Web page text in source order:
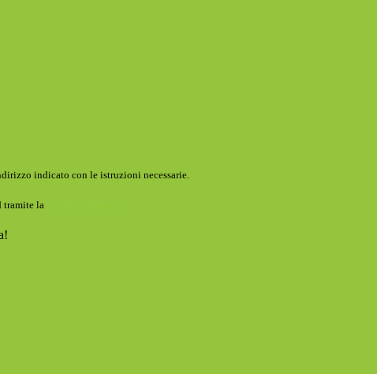
indicato con le istruzioni necessarie.
tramite la